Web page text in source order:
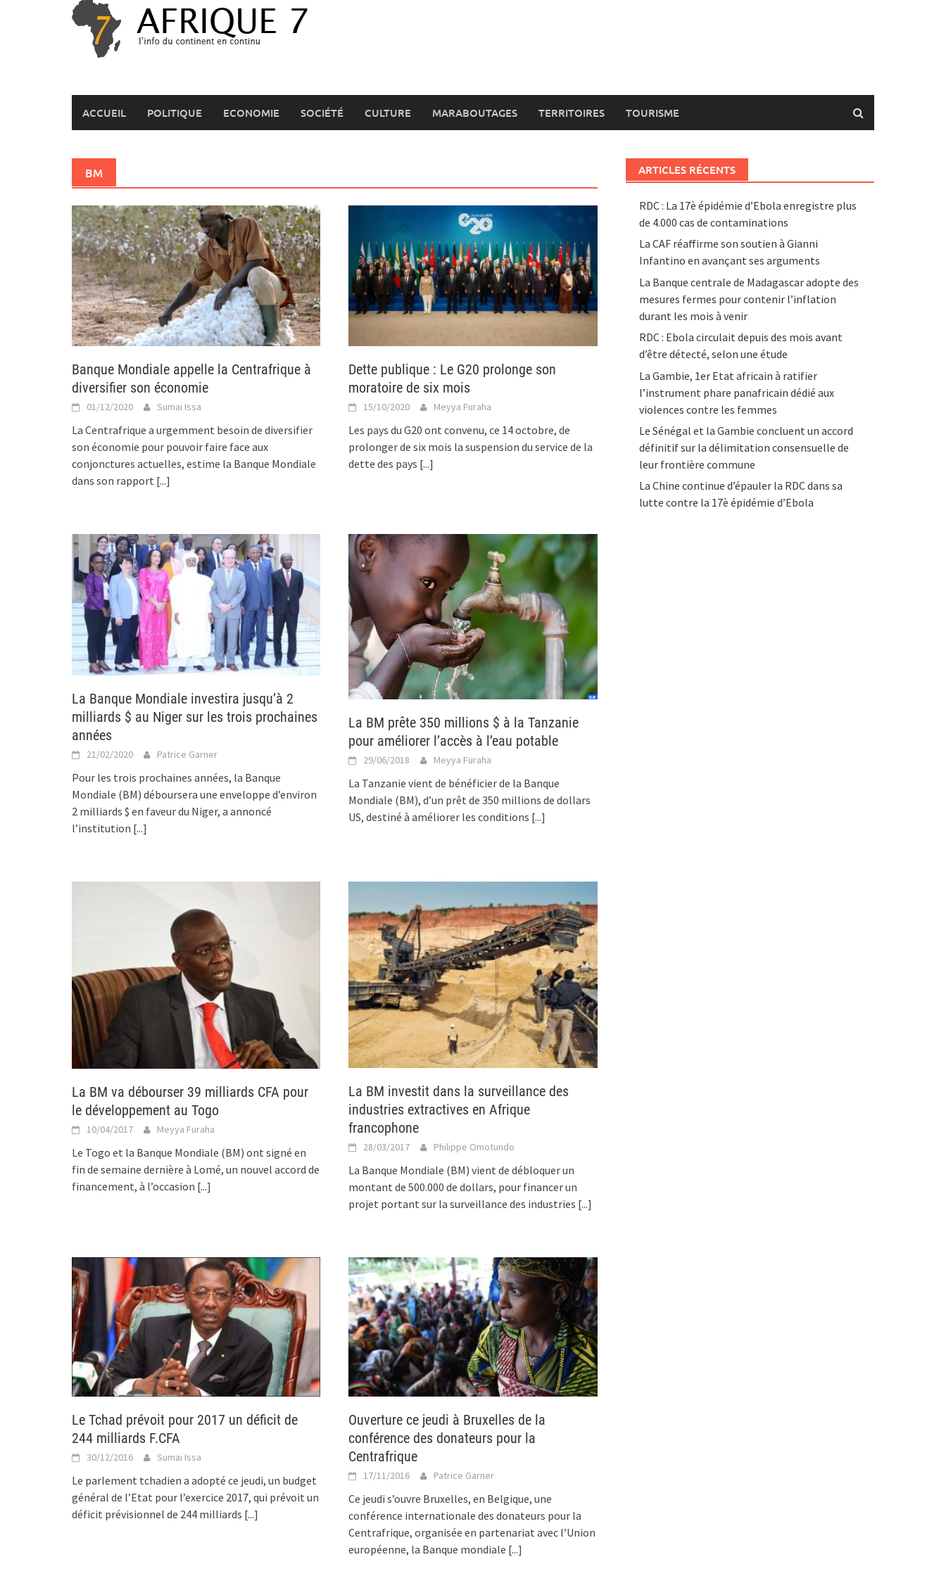
ACCUEIL POLITIQUE ECONOMIE SOCIÉTÉ CULTURE MARABOUTAGES TERRITOIRES TOURISME
BM
Banque Mondiale appelle la Centrafrique à
diversifier son économie
01/12/2020 Sumai Issa
La Centrafrique a urgemment besoin de diversifier
son économie pour pouvoir faire face aux
conjonctures actuelles, estime la Banque Mondiale
dans son rapport [...]
Dette publique : Le G20 prolonge son
moratoire de six mois
15/10/2020 Meyya Furaha
Les pays du G20 ont convenu, ce 14 octobre, de
prolonger de six mois la suspension du service de la
dette des pays [...]
La Banque Mondiale investira jusqu’à 2
milliards $ au Niger sur les trois prochaines
années
21/02/2020 Patrice Garner
Pour les trois prochaines années, la Banque
Mondiale (BM) déboursera une enveloppe d’environ
2 milliards $ en faveur du Niger, a annoncé
l’institution [...]
La BM prête 350 millions $ à la Tanzanie
pour améliorer l’accès à l’eau potable
29/06/2018 Meyya Furaha
La Tanzanie vient de bénéficier de la Banque
Mondiale (BM), d’un prêt de 350 millions de dollars
US, destiné à améliorer les conditions [...]
La BM va débourser 39 milliards CFA pour
le développement au Togo
10/04/2017 Meyya Furaha
Le Togo et la Banque Mondiale (BM) ont signé en
fin de semaine dernière à Lomé, un nouvel accord de
financement, à l’occasion [...]
La BM investit dans la surveillance des
industries extractives en Afrique
francophone
28/03/2017 Philippe Omotundo
La Banque Mondiale (BM) vient de débloquer un
montant de 500.000 de dollars, pour financer un
projet portant sur la surveillance des industries [...]
Le Tchad prévoit pour 2017 un déficit de
244 milliards F.CFA
30/12/2016 Sumai Issa
Le parlement tchadien a adopté ce jeudi, un budget
général de l’Etat pour l’exercice 2017, qui prévoit un
déficit prévisionnel de 244 milliards [...]
Ouverture ce jeudi à Bruxelles de la
conférence des donateurs pour la
Centrafrique
17/11/2016 Patrice Garner
Ce jeudi s’ouvre Bruxelles, en Belgique, une
conférence internationale des donateurs pour la
Centrafrique, organisée en partenariat avec l’Union
européenne, la Banque mondiale [...]
ARTICLES RÉCENTS
RDC : La 17è épidémie d’Ebola enregistre plus
de 4.000 cas de contaminations
La CAF réaffirme son soutien à Gianni
Infantino en avançant ses arguments
La Banque centrale de Madagascar adopte des
mesures fermes pour contenir l’inflation
durant les mois à venir
RDC : Ebola circulait depuis des mois avant
d’être détecté, selon une étude
La Gambie, 1er Etat africain à ratifier
l’instrument phare panafricain dédié aux
violences contre les femmes
Le Sénégal et la Gambie concluent un accord
définitif sur la délimitation consensuelle de
leur frontière commune
La Chine continue d’épauler la RDC dans sa
lutte contre la 17è épidémie d’Ebola